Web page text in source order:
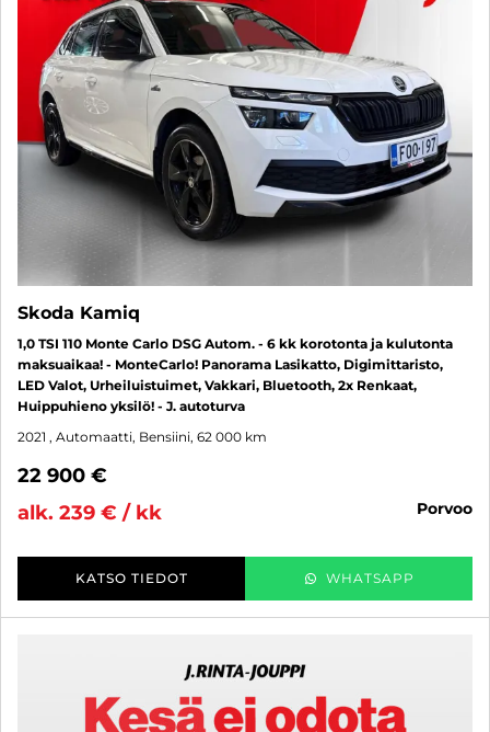
Skoda Kamiq
1,0 TSI 110 Monte Carlo DSG Autom. - 6 kk korotonta ja kulutonta
maksuaikaa! - MonteCarlo! Panorama Lasikatto, Digimittaristo,
LED Valot, Urheiluistuimet, Vakkari, Bluetooth, 2x Renkaat,
Huippuhieno yksilö! - J. autoturva
2021 , Automaatti, Bensiini, 62 000 km
22 900 €
alk. 239 € / kk
porvoo
KATSO TIEDOT WHATSAPP